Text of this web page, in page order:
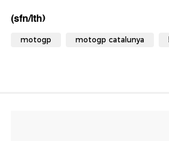
(sfn/lth)
motogp motogp catalunya